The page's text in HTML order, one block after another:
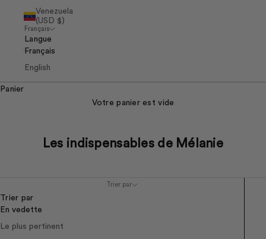
Venezuela
(USD $)
Français
Langue
Français
English
Panier
Votre panier est vide
Les indispensables de Mélanie
Trier par
Trier par
En vedette
Le plus pertinent